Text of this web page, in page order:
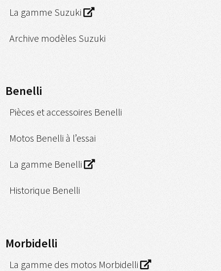
La gamme Suzuki
Archive modèles Suzuki
Benelli
Pièces et accessoires Benelli
Motos Benelli à l’essai
La gamme Benelli
Historique Benelli
Morbidelli
La gamme des motos Morbidelli